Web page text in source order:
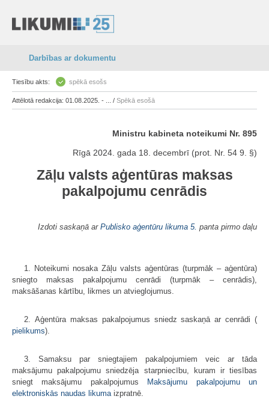
Darbības ar dokumentu
Tiesību akts: spēkā esošs
Attēlotā redakcija: 01.08.2025. - ... / Spēkā esošā
Ministru kabineta noteikumi Nr. 895
Rīgā 2024. gada 18. decembrī (prot. Nr. 54 9. §)
Zāļu valsts aģentūras maksas
pakalpojumu cenrādis
Izdoti saskaņā ar Publisko aģentūru likuma 5. panta pirmo daļu
1. Noteikumi nosaka Zāļu valsts aģentūras (turpmāk – aģentūra)
sniegto maksas pakalpojumu cenrādi (turpmāk – cenrādis),
maksāšanas kārtību, likmes un atvieglojumus.
2. Aģentūra maksas pakalpojumus sniedz saskaņā ar cenrādi (
pielikums).
3. Samaksu par sniegtajiem pakalpojumiem veic ar tāda
maksājumu pakalpojumu sniedzēja starpniecību, kuram ir tiesības
sniegt maksājumu pakalpojumus Maksājumu pakalpojumu un
elektroniskās naudas likuma izpratnē.